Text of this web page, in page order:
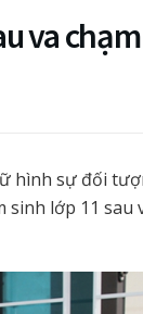
va chạm
hình sự đối
sinh lớp 11 sau